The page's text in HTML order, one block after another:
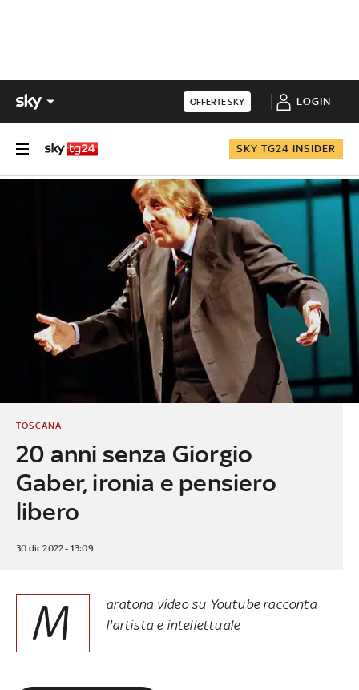
OFFERTE SKY LOGIN
SKY TG24 INSIDER
20 anni senza Giorgio
Gaber, ironia e pensiero
libero
TOSCANA
30 dic 2022 - 13:09
M
aratona video su Youtube racconta
l'artista e intellettuale